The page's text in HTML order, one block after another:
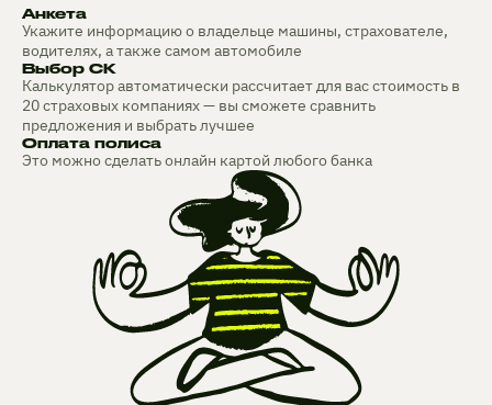
Анкета
Укажите информацию о владельце машины, страхователе,
водителях, а также самом автомобиле
Выбор СК
Калькулятор автоматически рассчитает для вас стоимость в
20 страховых компаниях — вы сможете сравнить
предложения и выбрать лучшее
Оплата полиса
Это можно сделать онлайн картой любого банка